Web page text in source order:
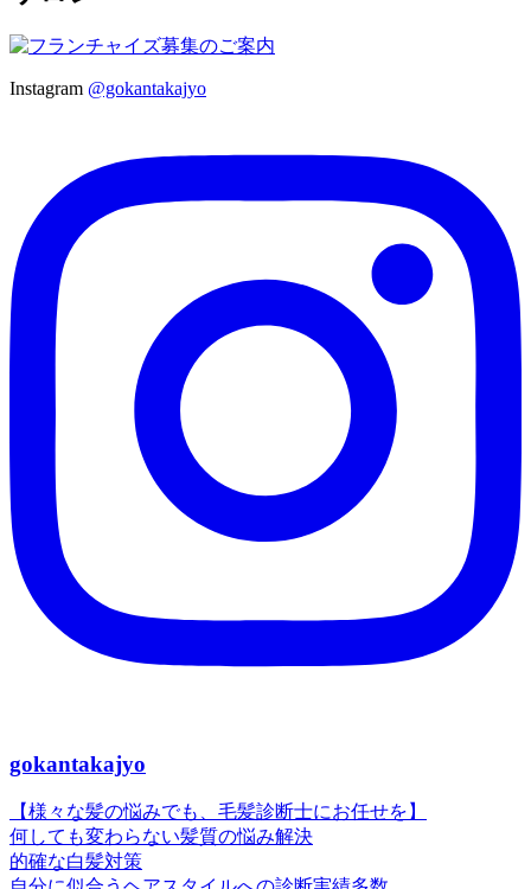
Instagram @gokantakajyo
gokantakajyo
【様々な髪の悩みでも、毛髪診断士にお任せを】
何しても変わらない髪質の悩み解決
的確な白髪対策